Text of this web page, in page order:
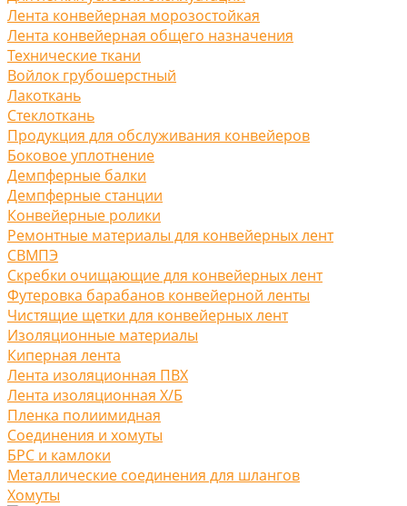
Лента конвейерная морозостойкая
Лента конвейерная общего назначения
Технические ткани
Войлок грубошерстный
Лакоткань
Стеклоткань
Продукция для обслуживания конвейеров
Боковое уплотнение
Демпферные балки
Демпферные станции
Конвейерные ролики
Ремонтные материалы для конвейерных лент
СВМПЭ
Скребки очищающие для конвейерных лент
Футеровка барабанов конвейерной ленты
Чистящие щетки для конвейерных лент
Изоляционные материалы
Киперная лента
Лента изоляционная ПВХ
Лента изоляционная Х/Б
Пленка полиимидная
Соединения и хомуты
БРС и камлоки
Металлические соединения для шлангов
Хомуты